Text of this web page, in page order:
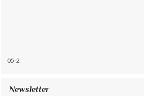
05-2
Newsletter